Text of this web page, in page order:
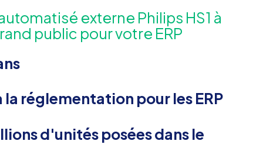
externe Philips HS1 à
public pour votre ERP
réglementation pour les ERP
d'unités posées dans le